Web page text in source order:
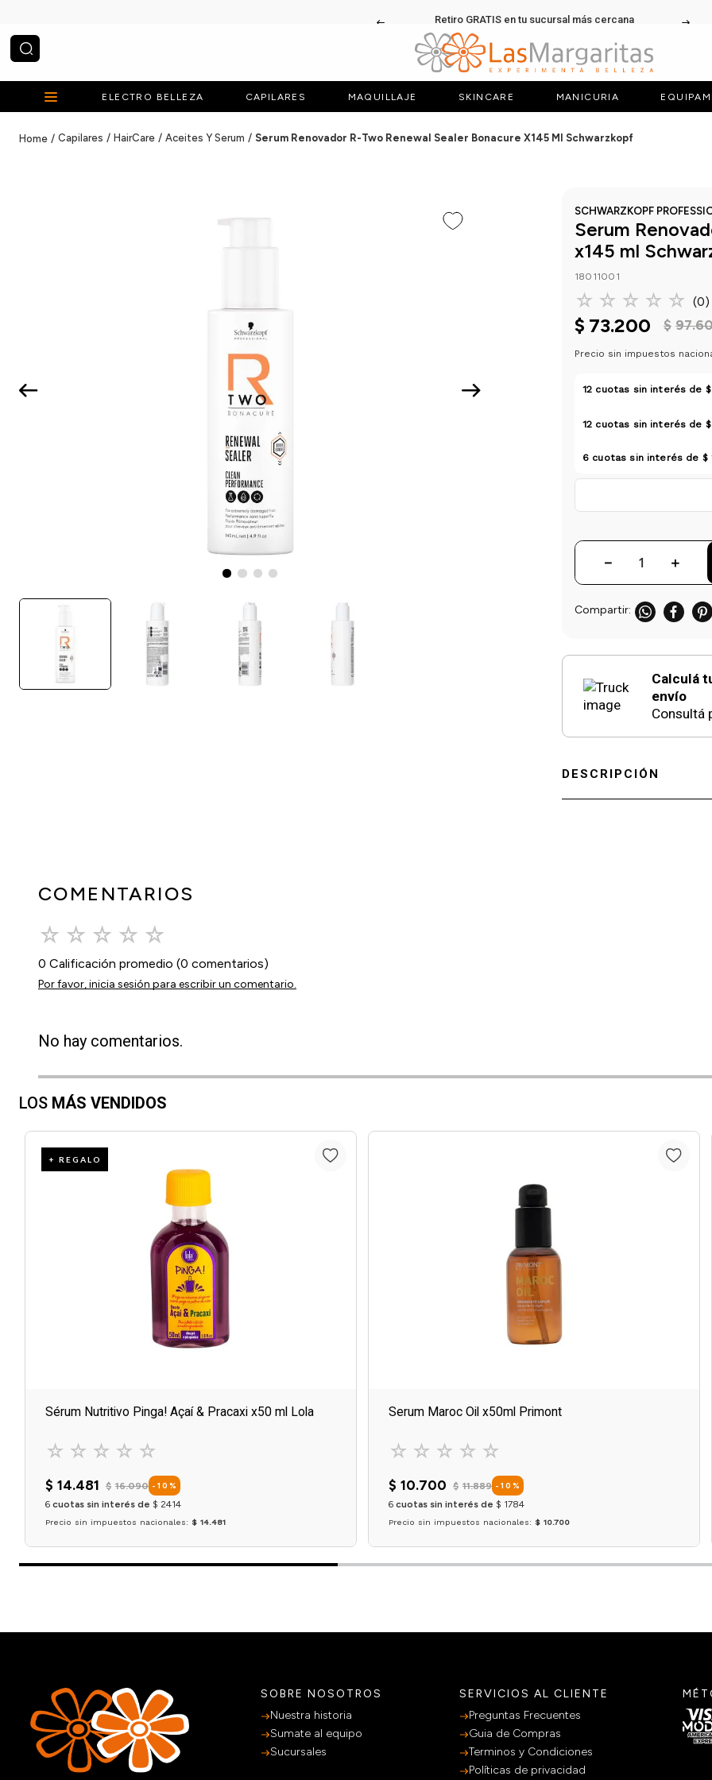
Retiro GRATIS en tu sucursal más cercana
¿Qué estás buscando?
ELECTRO BELLEZA CAPILARES MAQUILLAJE SKINCARE MANICURIA
Capilares HairCare Aceites Y Serum Serum Renovador R-Two Renewal Sealer Bonacure X145 Ml Schwarzkopf
SCHWARZKOPF
Serum
x145 ml
18011001
☆ ☆ ☆ ☆ ☆ (0)
$ 73.200 $ 97.
Precio sin impuestos
12 cuotas sin interés de
12 cuotas sin interés de
6 cuotas sin interés de $
＋
－
Calculá
envío
Consultá
DESCRIPCIÓN
COMENTARIOS
☆ ☆ ☆ ☆ ☆
0 Calificación promedio (0 comentarios)
Por favor, inicia sesión para escribir un comentario.
No hay comentarios.
LOS MÁS VENDIDOS
+ REGALO
Sérum Nutritivo Pinga! Açaí & Pracaxi x50 ml Lola
☆ ☆ ☆ ☆ ☆
$ 14.481 $ 16.090 - 10 %
6 cuotas sin interés de $ 2414
Precio sin impuestos nacionales: $ 14.481
Serum Maroc Oil x50ml Primont
☆ ☆ ☆ ☆ ☆
$ 10.700 $ 11.889 - 10 %
6 cuotas sin interés de $ 1784
Precio sin impuestos nacionales: $ 10.700
SOBRE NOSOTROS
Nuestra historia
Sumate al equipo
Sucursales
SERVICIOS AL CLIENTE
Preguntas Frecuentes
Guia de Compras
Terminos y Condiciones
Políticas de privacidad